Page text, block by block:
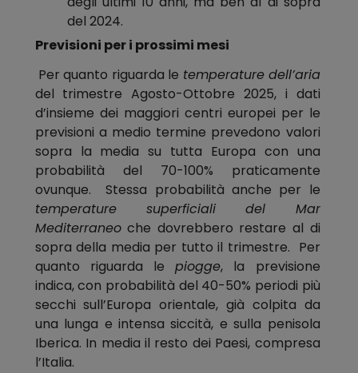
del 2024.
Previsioni per i prossimi mesi
Per quanto riguarda le temperature dell’aria
del trimestre Agosto-Ottobre 2025, i dati
d’insieme dei maggiori centri europei per le
previsioni a medio termine prevedono valori
sopra la media su tutta Europa con una
probabilità del 70-100% praticamente
ovunque. Stessa probabilità anche per le
temperature superficiali del Mar
Mediterraneoche dovrebbero restare al di
sopra della media per tutto il trimestre. Per
quanto riguarda le piogge, la previsione
indica, con probabilità del 40-50% periodi più
secchi sull’Europa orientale, già colpita da
una lunga e intensa siccità, e sulla penisola
Iberica. In media il resto dei Paesi, compresa
l’Italia.